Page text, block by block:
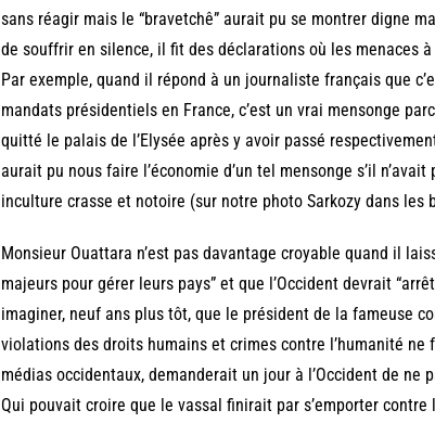
sans réagir mais le “bravetchê” aurait pu se montrer digne
de souffrir en silence, il fit des déclarations où les menaces
Par exemple, quand il répond à un journaliste français que
mandats présidentiels en France, c’est un vrai mensonge
quitté le palais de l’Elysée après y avoir passé
aurait pu nous faire l’économie d’un tel mensonge s’il
inculture crasse et notoire (sur notre photo Sarkozy dans les
Monsieur Ouattara n’est pas davantage croyable quand il
majeurs pour gérer leurs pays” et que l’Occident devrait
imaginer, neuf ans plus tôt, que le président de la fameuse
violations des droits humains et crimes contre l’humanité
médias occidentaux, demanderait un jour à l’Occident de ne
Qui pouvait croire que le vassal finirait par s’emporter